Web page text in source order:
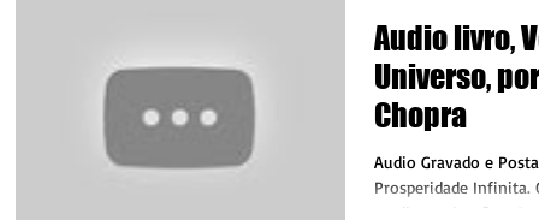
Audio livro,
Universo,
Chopra
Audio Gravado e
Prosperidade Infinita.
mediante doações.